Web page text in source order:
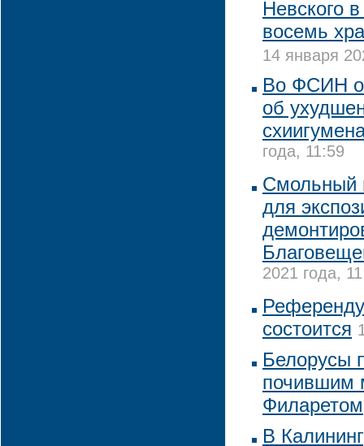
Невского
восемь
14 января
Во ФСИН
об
года, 11:59
Смольный
для
2021 года,
состоится
Белорусы
почившим
Филаретом
В